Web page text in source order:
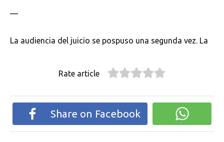
—
La audiencia del juicio se pospuso una segunda vez. La
Rate article
Share on Facebook